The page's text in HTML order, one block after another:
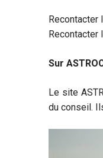
Sur
Le site
du conseil.